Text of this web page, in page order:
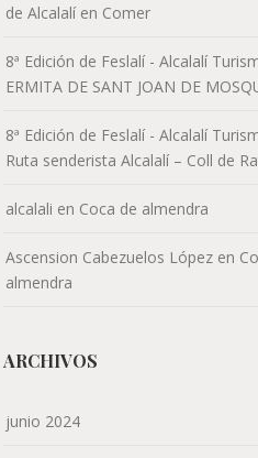
de Alcalalí en Comer
8ª Edición de Feslalí - Alcalalí
ERMITA DE SANT JOAN DE
8ª Edición de Feslalí - Alcalalí
Ruta senderista Alcalalí – Coll de
alcalali en Coca de almendra
Ascension Cabezuelos López en
almendra
ARCHIVOS
junio 2024